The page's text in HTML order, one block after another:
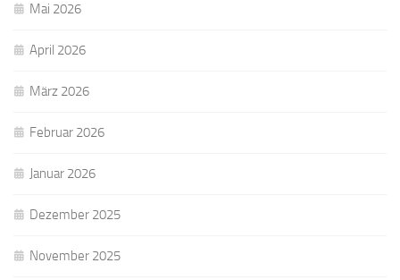
Mai 2026
April 2026
März 2026
Februar 2026
Januar 2026
Dezember 2025
November 2025